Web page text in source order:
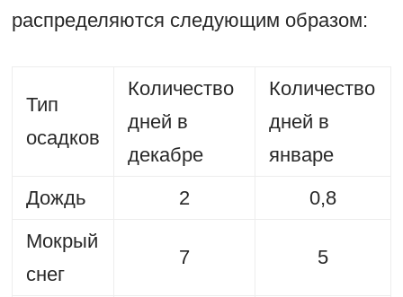
распределяются следующим образом:
Тип
осадков
Количество
дней в
декабре
Количество
дней в
январе
Дождь
2
0,8
Мокрый
снег
7 5